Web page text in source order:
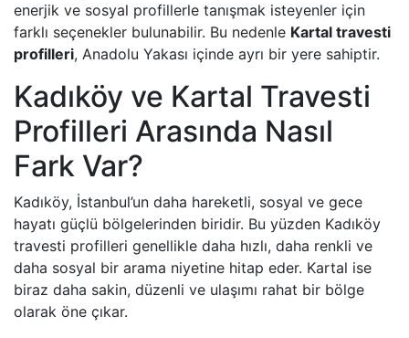
enerjik ve sosyal profillerle tanışmak isteyenler için
farklı seçenekler bulunabilir. Bu nedenle Kartal travesti
profilleri, Anadolu Yakası içinde ayrı bir yere sahiptir.
Kadıköy ve Kartal Travesti
Profilleri Arasında Nasıl
Fark Var?
Kadıköy, İstanbul’un daha hareketli, sosyal ve gece
hayatı güçlü bölgelerinden biridir. Bu yüzden Kadıköy
travesti profilleri genellikle daha hızlı, daha renkli ve
daha sosyal bir arama niyetine hitap eder. Kartal ise
biraz daha sakin, düzenli ve ulaşımı rahat bir bölge
olarak öne çıkar.